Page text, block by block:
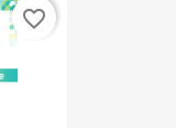
favorite_border